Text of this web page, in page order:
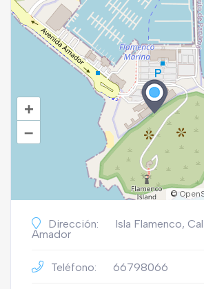
+
–
©
Dirección: Isla Flamenco,
Amador
Teléfono: 66798066